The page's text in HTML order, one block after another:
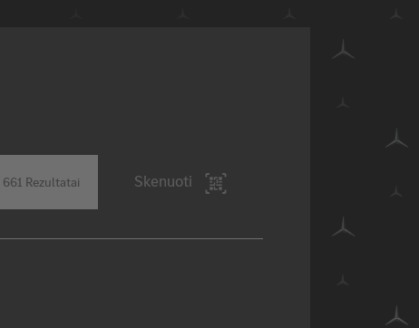
661 Rezultatai Skenuoti